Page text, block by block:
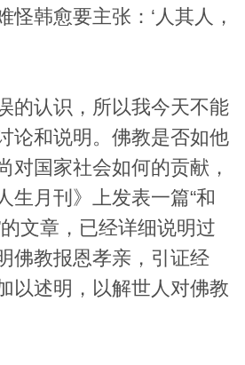
怪韩愈要主张：‘人其人，
的认识，所以我今天不能
论和说明。佛教是否如他
对国家社会如何的贡献，
生月刊》上发表一篇“和
文章，已经详细说明过
佛教报恩孝亲，引证经
以述明，以解世人对佛教